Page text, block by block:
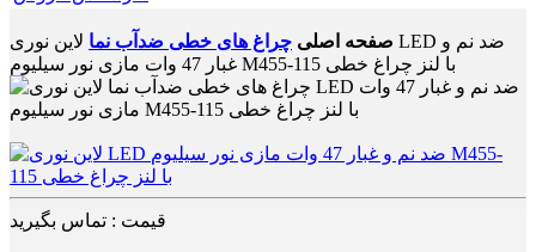
صفحه اصلی چراغ های خطی ضدآب نما لاین نوری LED ضد نم و
غبار 47 وات مازی نور سیلیوم M455-115 با لنز چراغ خطی
قیمت : تماس بگیرید